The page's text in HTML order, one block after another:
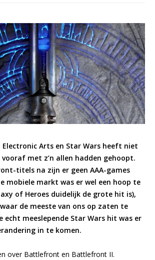
Electronic Arts en Star Wars heeft niet
met z’n allen hadden gehoopt.
titels na zijn er geen AAA-games
mobiele markt was er wel een hoop te
of Heroes duidelijk de grote hit is),
de meeste van ons op zaten te
echt meeslepende Star Wars hit was er
in te komen.
over Battlefront en Battlefront II.